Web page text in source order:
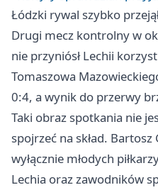
Łódzki rywal szybko
Drugi mecz kontrolny w
nie przyniósł Lechii
Tomaszowa
0:4, a wynik do przerwy
Taki obraz spotkania nie
spojrzeć na skład.
wyłącznie młodych
Lechia oraz zawodników